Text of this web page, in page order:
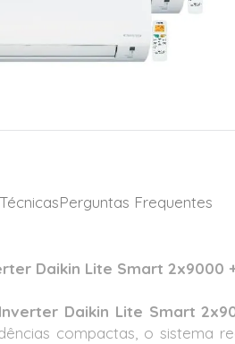
Perguntas Frequentes
Daikin Lite Smart 2x9000 +
Daikin Lite Smart
compactas, o sistema